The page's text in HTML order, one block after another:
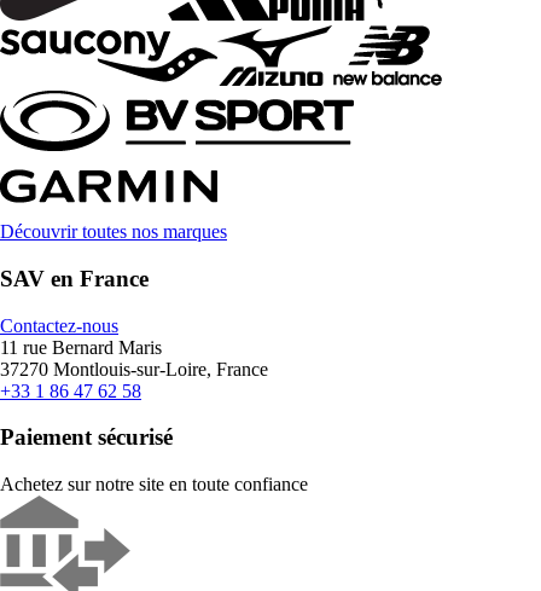
Découvrir toutes nos marques
SAV en France
Contactez-nous
11 rue Bernard Maris
37270 Montlouis-sur-Loire, France
+33 1 86 47 62 58
Paiement sécurisé
Achetez sur notre site en toute confiance